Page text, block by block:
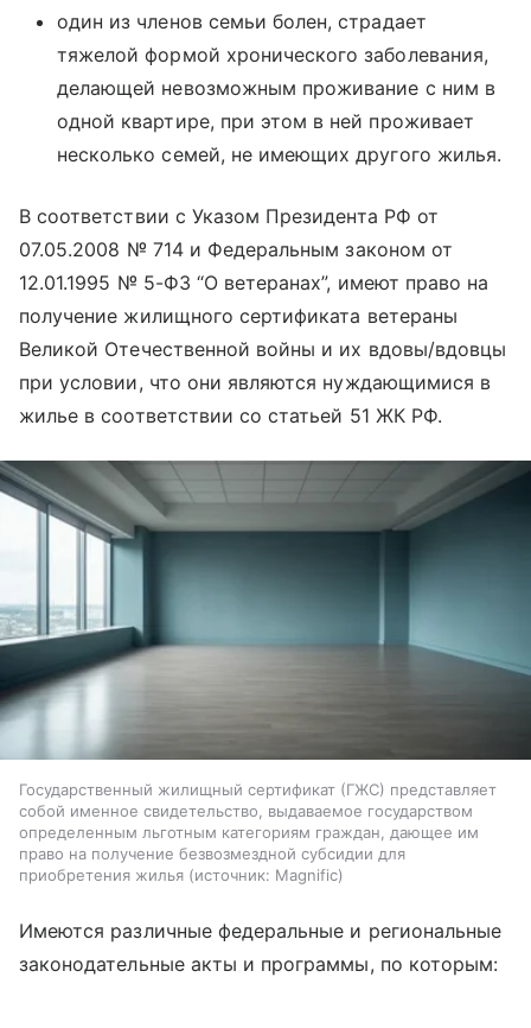
один из членов семьи болен, страдает
тяжелой формой хронического заболевания,
делающей невозможным проживание с ним в
одной квартире, при этом в ней проживает
несколько семей, не имеющих другого жилья.
В соответствии с Указом Президента РФ от
07.05.2008 № 714 и Федеральным законом от
12.01.1995 № 5-ФЗ “О ветеранах”, имеют право на
получение жилищного сертификата ветераны
Великой Отечественной войны и их вдовы/вдовцы
при условии, что они являются нуждающимися в
жилье в соответствии со статьей 51 ЖК РФ.
Государственный жилищный сертификат (ГЖС) представляет
собой именное свидетельство, выдаваемое государством
определенным льготным категориям граждан, дающее им
право на получение безвозмездной субсидии для
приобретения жилья
источник: Magnific
Имеются различные федеральные и региональные
законодательные акты и программы, по которым: